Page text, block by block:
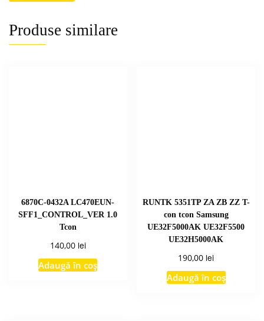
Produse similare
6870C-0432A LC470EUN-
SFF1_CONTROL_VER 1.0
Tcon
140,00 lei
Adaugă în coș
RUNTK 5351TP ZA ZB ZZ T-
con tcon Samsung
UE32F5000AK UE32F5500
UE32H5000AK
190,00 lei
Adaugă în coș